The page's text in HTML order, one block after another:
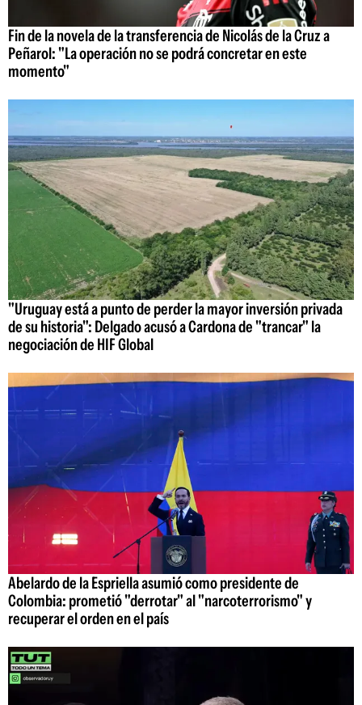
Fin de la novela de la transferencia de Nicolás de la Cruz a
Peñarol: "La operación no se podrá concretar en este
momento"
"Uruguay está a punto de perder la mayor inversión privada
de su historia": Delgado acusó a Cardona de "trancar" la
negociación de HIF Global
Abelardo de la Espriella asumió como presidente de
Colombia: prometió "derrotar" al "narcoterrorismo" y
recuperar el orden en el país